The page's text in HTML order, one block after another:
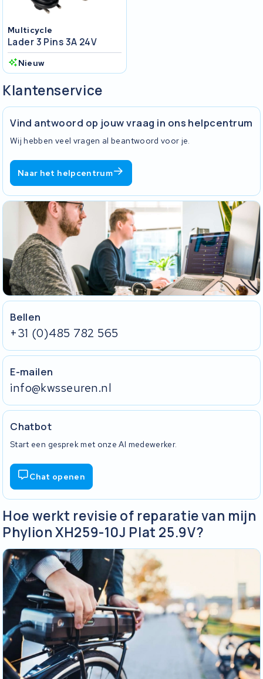
Multicycle
Lader 3 Pins 3A 24V
Nieuw
Klantenservice
Vind antwoord op jouw vraag in ons helpcentrum
Wij hebben veel vragen al beantwoord voor je.
Naar het helpcentrum
Bellen
+31 (0)485 782 565
E-mailen
info@kwsseuren.nl
Chatbot
Start een gesprek met onze AI medewerker.
Chat openen
Hoe werkt revisie of reparatie van mijn
Phylion XH259-10J Plat 25.9V?